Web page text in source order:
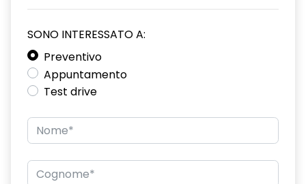
Distance warning avviso distanza di sicurezza
Driver display con schermo TFT da 3,5''
Eco Mode
compatibile 2G/3G o 4G/5G in base al veicolo
Firma luminosa pixelata con fari full LED
HARM03
SONO INTERESSATO A:
Preventivo
Appuntamento
Test drive